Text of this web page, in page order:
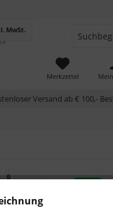
Merkzettel
MwSt.
Versand ab € 100,-